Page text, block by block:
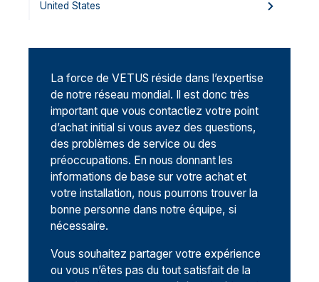
United States
La force de VETUS réside dans l’expertise
de notre réseau mondial. Il est donc très
important que vous contactiez votre point
d’achat initial si vous avez des questions,
des problèmes de service ou des
préoccupations. En nous donnant les
informations de base sur votre achat et
votre installation, nous pourrons trouver la
bonne personne dans notre équipe, si
nécessaire.
Vous souhaitez partager votre expérience
ou vous n’êtes pas du tout satisfait de la